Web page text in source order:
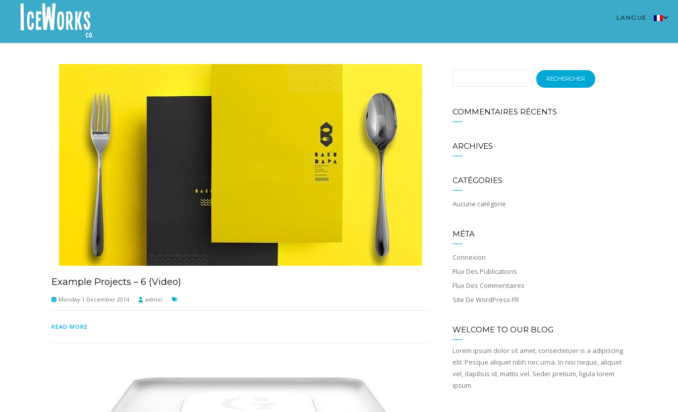
LANGUE :
Example Projects – 6 (Video)
Monday 1 December 2014 admin
READ MORE
COMMENTAIRES RÉCENTS
ARCHIVES
CATÉGORIES
Aucune catégorie
MÉTA
Connexion
Flux Des Publications
Flux Des Commentaires
Site De WordPress-FR
WELCOME TO OUR BLOG
Lorem ipsum dolor sit amet, consectetuer is a adipiscing
elit. Pesque aliquet nibh nec urna. In nisi neque, aliquet
vel, dapibus id, mattis vel. Seder pretium, ligula lorem
ipsum.